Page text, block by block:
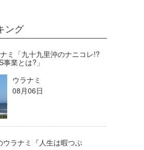
SURF
ング
ミ「九十九里沖のナニコレ!?
業とは?」
ウラナミ
08月06日
ウラナミ『人生は暇つぶ